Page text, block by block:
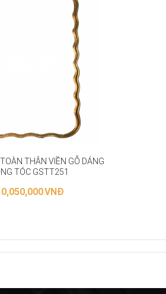
THÂN VIỀN GỖ DÁNG
TÓC GSTT251
VNĐ